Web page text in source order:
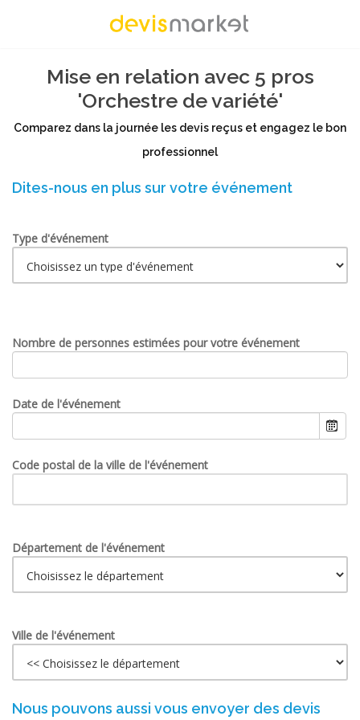
Mise en relation avec 5 pros
'Orchestre de variété'
Comparez dans la journée les devis reçus et engagez le bon
professionnel
Dites-nous en plus sur votre événement
Type d'événement
Nombre de personnes estimées pour votre événement
Date de l'événement
Code postal de la ville de l'événement
Département de l'événement
Ville de l'événement
Nous pouvons aussi vous envoyer des devis